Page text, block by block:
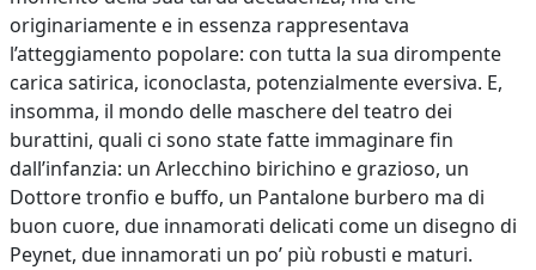
originariamente e in essenza rappresentava
l’atteggiamento popolare: con tutta la sua dirompente
carica satirica, iconoclasta, potenzialmente eversiva. E,
insomma, il mondo delle maschere del teatro dei
burattini, quali ci sono state fatte immaginare fin
dall’infanzia: un Arlecchino birichino e grazioso, un
Dottore tronfio e buffo, un Pantalone burbero ma di
buon cuore, due innamorati delicati come un disegno di
Peynet, due innamorati un po’ più robusti e maturi.